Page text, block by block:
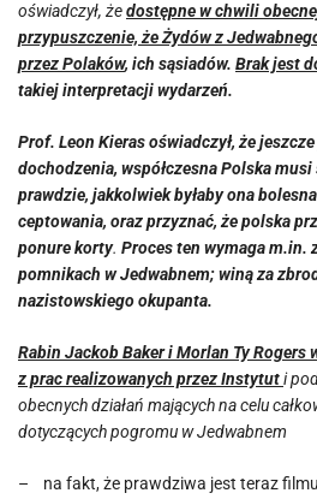
oświadczył, żedostępne w chwili
przypuszczenie, że Żydów z
przez Polaków, ich sąsiadów. Brak jest
takiej interpretacji wydarzeń.
Prof. Leon Kieras oświadczył, że
dochodzenia, współczesna Polska
prawdzie, jakkolwiek byłaby ona
ceptowania, oraz przyznać, że polska
ponure korty. Proces ten wymaga m.in.
pomnikach w Jedwabnem; winą za
nazistowskiego okupanta.
Rabin Jackob Baker i Morlan Ty
z prac realizowanych przez Instytuti
obecnych działań mających na celu
dotyczących pogromu w Jedwabnem
– na fakt, że prawdziwa jest teraz